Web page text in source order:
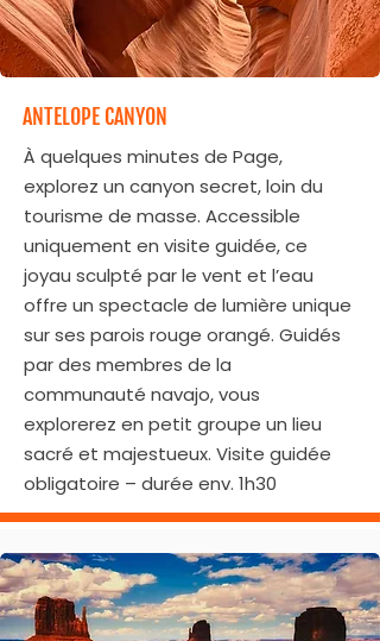
ANTELOPE CANYON
À quelques minutes de Page,
explorez un canyon secret, loin du
tourisme de masse. Accessible
uniquement en visite guidée, ce
joyau sculpté par le vent et l’eau
offre un spectacle de lumière unique
sur ses parois rouge orangé. Guidés
par des membres de la
communauté navajo, vous
explorerez en petit groupe un lieu
sacré et majestueux. Visite guidée
obligatoire – durée env. 1h30